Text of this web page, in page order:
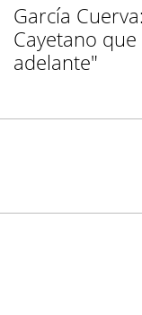
García
Cayetano
adelante"